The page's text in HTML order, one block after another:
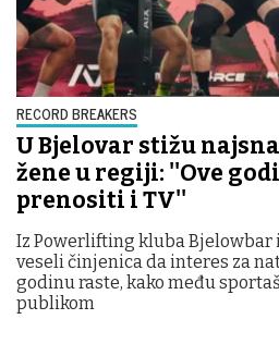
RECORD BREAKERS
U Bjelovar stižu
žene u regiji: ''Ove
prenositi i TV''
Iz Powerlifting kluba Bjelowbar
veseli činjenica da interes za
godinu raste, kako među
publikom